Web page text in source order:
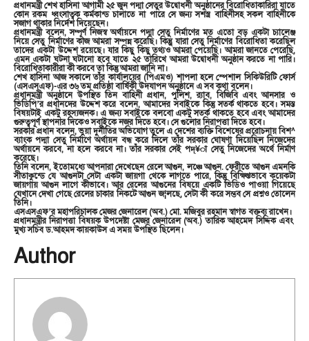
প্রধানমন্ত্রী শেখ হাসিনা আগামী ২৫ জুন পদ্মা সেতুর উদ্বোধনী অনুষ্ঠানের বিরোধিতাকারিরা যাতে
কোন রকম ধ্বংসাত্বক কর্মকান্ড চালাতে না পারে সে জন্য সশস্ত্র বাহিনীসহ সকল বাহিনীকে
সজাগ থাকার নির্দেশ দিয়েছেন।
প্রধানমন্ত্রী বলেন, সম্পূর্ণ নিজস্ব অর্থায়নে পদ্মা সেতু নির্মাণের মত এতো বড় একটা চ্যালেঞ্জ
নিয়ে সেতু নির্মাণের কাজ আমরা সম্পন্ন করেছি। কিন্তুু যারা সেতু নির্মাণের বিরোধিতা করেছিল
তাদের একটা উদ্দেশ রয়েছে। যার কিছু কিছু তথ্যও আমরা পেয়েছি। আমরা জানতে পেরেছি,
এমন একটা ঘটনা ঘটানো হবে যাতে ২৫ তারিখে আমরা উদ্বোধনী অনুষ্ঠান করতে না পারি।
বিরোধিতাকারীরা কী করবে তা কিন্তু আমরা জানি না।
শেখ হাসিনা আজ সকালে তাঁর কার্যালয়ের (পিএমও) শাপলা হলে স্পেশাল সিকিউরিটি ফোর্স
(এসএসএফ)-এর ৩৬ তম প্রতিষ্ঠা বার্ষিকী উদযাপন অনুষ্ঠানে এ সব কথা বলেন।
প্রধানমন্ত্রী অনুষ্ঠানে উপস্থিত তিন বাহিনী প্রধান, পুলিশ, র‌্যাব, বিজিবি এবং আনসার ও
ভিডিপি’র প্রধানদের উদ্দেশ করে বলেন, আমাদের সবাইকে কিন্তু সতর্ক থাকতে হবে। সমস্ত
বিষয়টাই একটু রহস্যজনক। এ জন্য সবাইকে বলবো একটু সতর্ক থাকতে হবে এবং আমাদের
গুরুত্বপূর্ণ স্থাপনার দিকেও সবাইকে নজর দিতে হবে। সে গুলোর নিরাপত্তা দিতে হবে।
সরকার প্রধান বলেন, ভুয়া দুর্নীতির অভিযোগ তুলে এ দেশের ব্যক্তি বিশেষের প্ররোচনায় বিশ^
ব্যাংক পদ্মা সেতু নির্মাণে অর্থায়ন বন্ধ করে দিলে তাঁর সরকার ঘোষণা দিয়েছিল নিজেদের
অর্থায়নে করবে, না হলে করবে না। তাঁর সরকার সেই পদ্¥া সেতু নিজেদের অর্থে নির্মাণ
করেছে।
তিনি বলেন, ইতোমধ্যে আপনারা দেখেছেন রেলে আগুন, লঞ্চে আগুন. ফেরীতে আগুন এমনকি
সীতাকুন্ডে যে আগুনটা সেটা একটা জায়গা থেকে লাগতে পারে, কিন্তু বিক্ষিপ্তভাবে কয়েকটা
জায়গায় আগুন লাগে কীভাবে। আর রেলের আগুনের বিষয়ে একটি ভিডিও পাওয়া গিয়েছে
যেখানে দেখা গেছে রেলের চাকার নিকটে আগুন জ¦লছে, সেটা কী করে সম্ভব সে প্রশ্নও তোলেন
তিনি।
এসএসএফ’র মহাপরিচালক মেজর জেনারেল (অব.) মো. মজিবুর রহমান স্বাগত বক্তব্য রাখেন।
প্রধানমন্ত্রীর নিরাপত্তা বিষয়ক উপদেষ্টা মেজর জেনারেল (অব.) তারিক আহমেদ সিদ্দিক এবং
মুখ্য সচিব ড.আহমদ কায়কাউস এ সময় উপস্থিত ছিলেন।
Author